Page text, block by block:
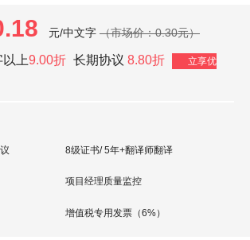
元/中文字 （市场价：0.30元）
上9.00折 长期协议 8.80折
立享优
8级证书/ 5年+翻译师翻译
项目经理质量监控
增值税专用发票（6%）